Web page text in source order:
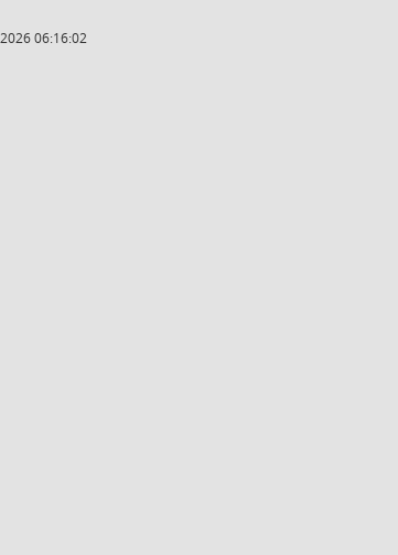
06:16:02